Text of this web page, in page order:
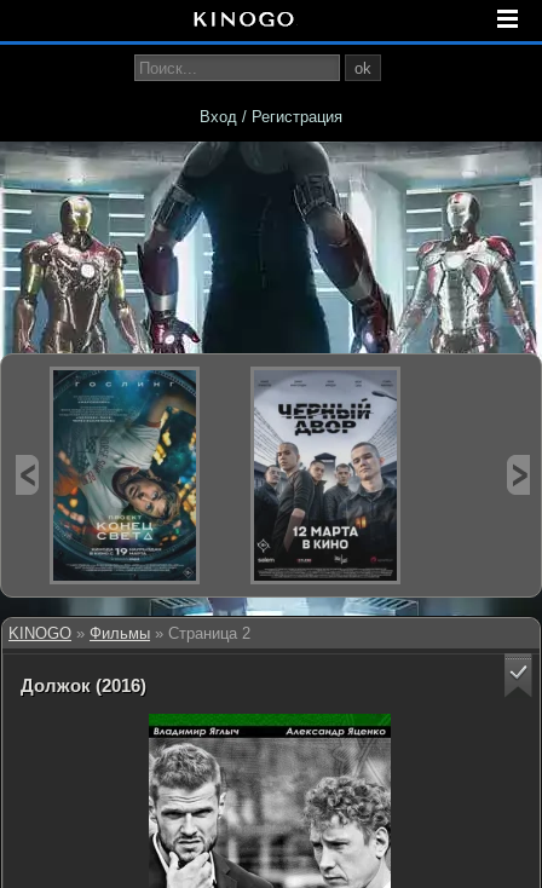
KINOGO » Фильмы » Страница 2
Должок (2016)
ok
Вход / Регистрация